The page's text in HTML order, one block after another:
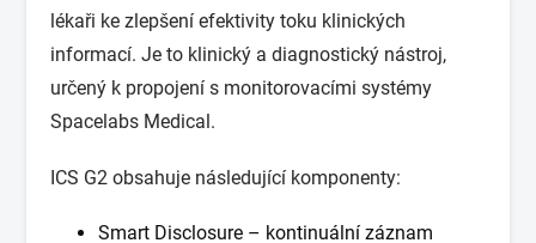
lékaři ke zlepšení efektivity toku klinických
informací. Je to klinický a diagnostický nástroj,
určený k propojení s monitorovacími systémy
Spacelabs Medical.
ICS G2 obsahuje následující komponenty:
Smart Disclosure – kontinuální záznam